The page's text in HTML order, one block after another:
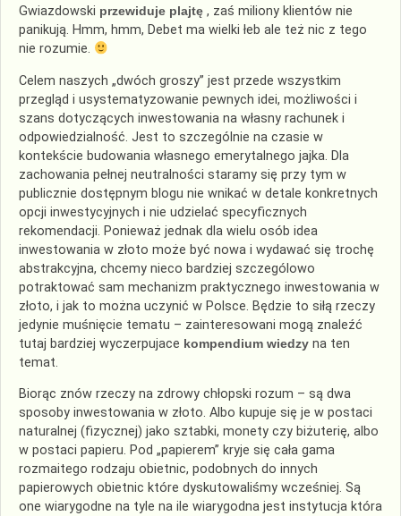
Gwiazdowski przewiduje plajtę , zaś miliony klientów nie
panikują. Hmm, hmm, Debet ma wielki łeb ale też nic z tego
nie rozumie.
Celem naszych „dwóch groszy” jest przede wszystkim
przegląd i usystematyzowanie pewnych idei, możliwości i
szans dotyczących inwestowania na własny rachunek i
odpowiedzialność. Jest to szczególnie na czasie w
kontekście budowania własnego emerytalnego jajka. Dla
zachowania pełnej neutralności staramy się przy tym w
publicznie dostępnym blogu nie wnikać w detale konkretnych
opcji inwestycyjnych i nie udzielać specyficznych
rekomendacji. Ponieważ jednak dla wielu osób idea
inwestowania w złoto może być nowa i wydawać się trochę
abstrakcyjna, chcemy nieco bardziej szczególowo
potraktować sam mechanizm praktycznego inwestowania w
złoto, i jak to można uczynić w Polsce. Będzie to siłą rzeczy
jedynie muśnięcie tematu – zainteresowani mogą znaleźć
tutaj bardziej wyczerpujace kompendium wiedzy na ten
temat.
Biorąc znów rzeczy na zdrowy chłopski rozum – są dwa
sposoby inwestowania w złoto. Albo kupuje się je w postaci
naturalnej (fizycznej) jako sztabki, monety czy biżuterię, albo
w postaci papieru. Pod „papierem” kryje się cała gama
rozmaitego rodzaju obietnic, podobnych do innych
papierowych obietnic które dyskutowaliśmy wcześniej. Są
one wiarygodne na tyle na ile wiarygodna jest instytucja która